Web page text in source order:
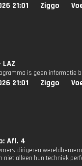
21:01 Ziggo
LAZ
is geen informatie
21:01 Ziggo
Afl. 4
dirigeren
niet alleen hun techniek